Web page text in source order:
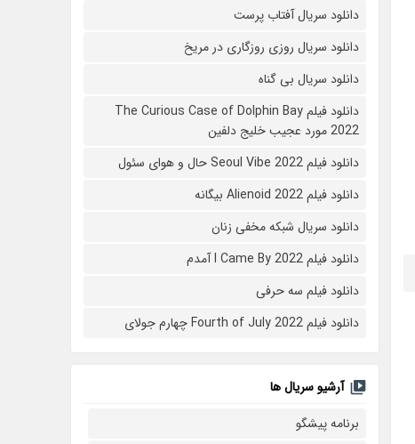
دانلود سریال آفتاب پرست
دانلود سریال روزی روزگاری در مریخ
دانلود سریال بی گناه
دانلود فیلم The Curious Case of Dolphin Bay
2022 مورد عجیب خلیج دلفین
دانلود فیلم Seoul Vibe 2022 حال و هوای سئول
دانلود فیلم Alienoid 2022 بیگانه
دانلود سریال شبکه مخفی زنان
دانلود فیلم I Came By 2022 آمدم
دانلود فیلم سه حرفی
دانلود فیلم Fourth of July 2022 چهارم جولای
آرشیو سریال ها
برنامه پیشگو